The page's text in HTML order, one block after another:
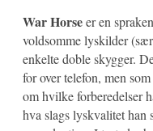
War Horseer en
voldsomme lyskilder
enkelte doble skygger.
for over telefon, men
om hvilke forberedelser
hva slags lyskvalitet han